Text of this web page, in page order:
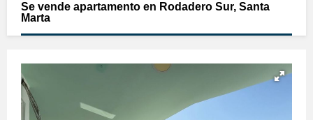
Se vende apartamento en Rodadero Sur, Santa
Marta